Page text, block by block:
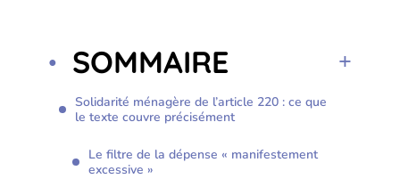
SOMMAIRE
Solidarité ménagère de l’article 220 : ce que
le texte couvre précisément
Le filtre de la dépense « manifestement
excessive »